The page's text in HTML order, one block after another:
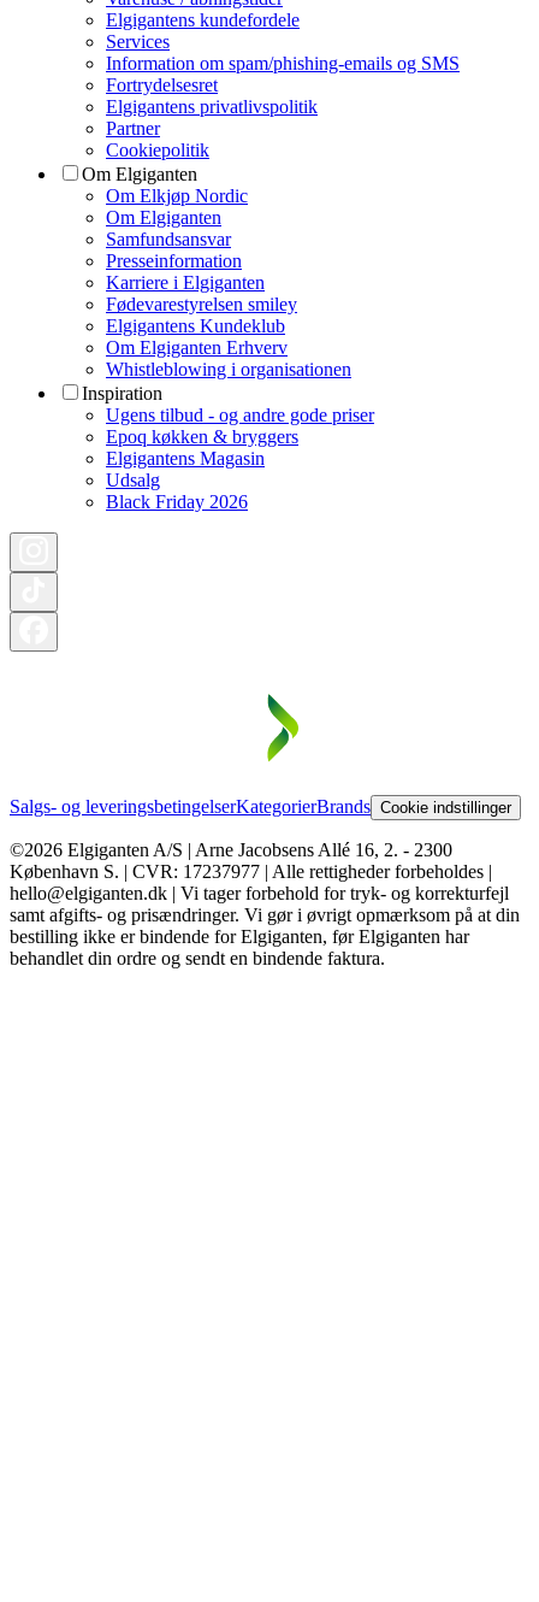
Elgigantens kundefordele
Services
Information om spam/phishing-emails og SMS
Fortrydelsesret
Elgigantens privatlivspolitik
Partner
Cookiepolitik
Om Elgiganten
Om Elkjøp Nordic
Om Elgiganten
Samfundsansvar
Presseinformation
Karriere i Elgiganten
Fødevarestyrelsen smiley
Elgigantens Kundeklub
Om Elgiganten Erhverv
Whistleblowing i organisationen
Inspiration
Ugens tilbud - og andre gode priser
Epoq køkken & bryggers
Elgigantens Magasin
Udsalg
Black Friday 2026
Salgs- og leveringsbetingelserKategorierBrands Cookie indstillinger
©2026 Elgiganten A/S | Arne Jacobsens Allé 16, 2. - 2300
København S. | CVR: 17237977 | Alle rettigheder forbeholdes |
hello@elgiganten.dk | Vi tager forbehold for tryk- og korrekturfejl
samt afgifts- og prisændringer. Vi gør i øvrigt opmærksom på at din
bestilling ikke er bindende for Elgiganten, før Elgiganten har
behandlet din ordre og sendt en bindende faktura.